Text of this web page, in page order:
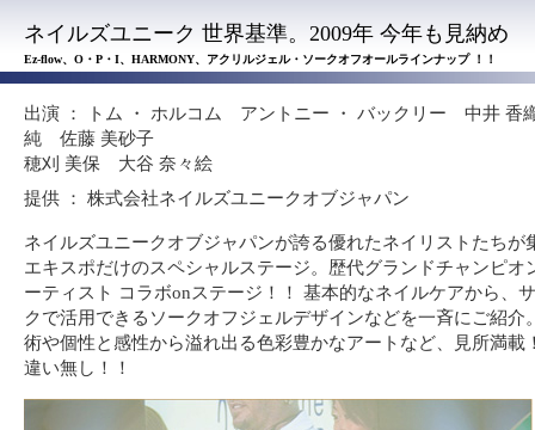
ネイルズユニーク 世界基準。2009年 今年も見納め
Ez-flow、O・P・I、HARMONY、アクリルジェル・ソークオフオールラインナップ ！！
出演 ： トム ・ ホルコム アントニー ・ バックリー 中井
純 佐藤 美砂子
穂刈 美保 大谷 奈々絵
提供 ： 株式会社ネイルズユニークオブジャパン
ネイルズユニークオブジャパンが誇る優れたネイリストたちが
エキスポだけのスペシャルステージ。歴代グランドチャンピオ
ーティスト コラボonステージ！！ 基本的なネイルケアから、
クで活用できるソークオフジェルデザインなどを一斉にご紹介
術や個性と感性から溢れ出る色彩豊かなアートなど、見所満載
違い無し！！